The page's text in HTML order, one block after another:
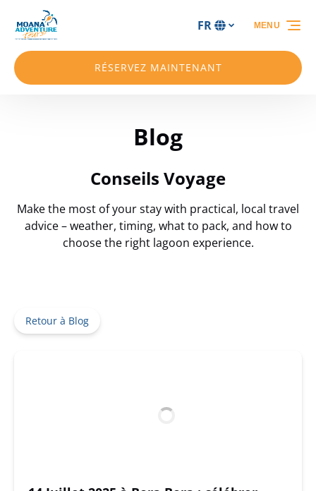
Aller à la navigation principale
Aller au contenu
Aller au pied de page
Sélectionnez
votre
FR
RÉSERVEZ MAINTENANT
MENU
Blog
Conseils Voyage
Make the most of your stay with practical, local travel
advice – weather, timing, what to pack, and how to
choose the right lagoon experience.
Retour à Blog